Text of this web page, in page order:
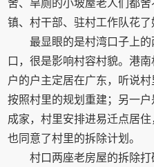
舍、旱厕的小坡屋老人们都舍
镇、村干部、驻村工作队花了
最显眼的是村湾口子上
口，很是影响村容村貌。港
户的户主定居在广东，听说
按照村里的规划重建；另一
成家，村里安排进易迁点居住
也同意了村里的拆除计划。
村口两座老房屋的拆除